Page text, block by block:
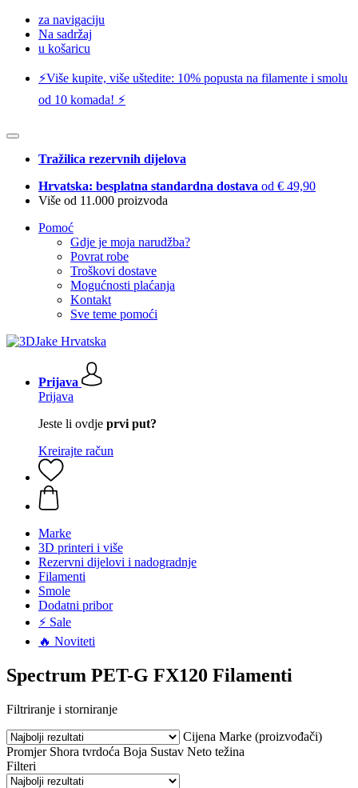
za navigaciju
Na sadržaj
u košaricu
⚡️Više kupite, više uštedite: 10% popusta na filamente i smolu
od 10 komada! ⚡️
Tražilica rezervnih dijelova
Hrvatska: besplatna standardna dostava od € 49,90
Više od 11.000 proizvoda
Pomoć
Gdje je moja narudžba?
Povrat robe
Troškovi dostave
Mogućnosti plaćanja
Kontakt
Sve teme pomoći
Prijava
Prijava
Jeste li ovdje prvi put?
Kreirajte račun
Marke
3D printeri i više
Rezervni dijelovi i nadogradnje
Filamenti
Smole
Dodatni pribor
⚡ Sale
🔥 Noviteti
Spectrum PET-G FX120 Filamenti
Filtriranje i storniranje
Cijena Marke (proizvođači)
Promjer Shora tvrdoća Boja Sustav Neto težina
Filteri